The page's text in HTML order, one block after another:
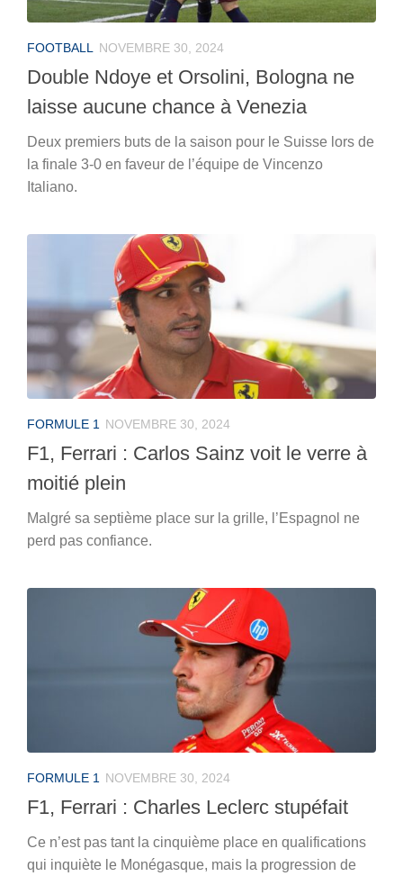
FOOTBALL NOVEMBRE 30, 2024
Double Ndoye et Orsolini, Bologna ne
laisse aucune chance à Venezia
Deux premiers buts de la saison pour le Suisse lors de
la finale 3-0 en faveur de l’équipe de Vincenzo
Italiano.
FORMULE 1 NOVEMBRE 30, 2024
F1, Ferrari : Carlos Sainz voit le verre à
moitié plein
Malgré sa septième place sur la grille, l’Espagnol ne
perd pas confiance.
FORMULE 1 NOVEMBRE 30, 2024
F1, Ferrari : Charles Leclerc stupéfait
Ce n’est pas tant la cinquième place en qualifications
qui inquiète le Monégasque, mais la progression de